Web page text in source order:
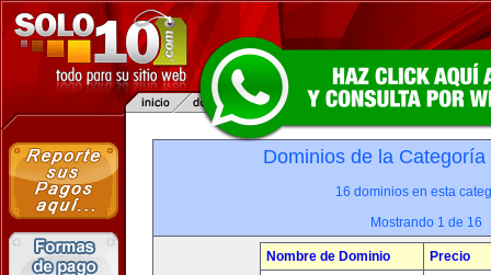
Dominios de la
16 dominios en esta
Mostrando 1 de 16
Nombre de Dominio
Precio